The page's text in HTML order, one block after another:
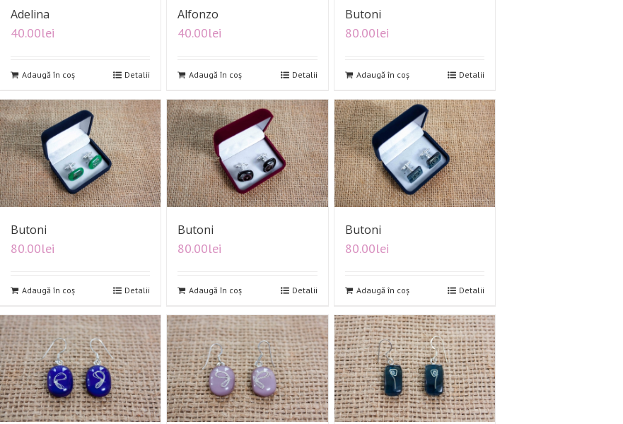
Adelina
40.00lei
Adaugă în coș Detalii
Alfonzo
40.00lei
Adaugă în coș Detalii
Butoni
80.00lei
Adaugă în coș Detalii
Butoni
80.00lei
Adaugă în coș Detalii
Butoni
80.00lei
Adaugă în coș Detalii
Butoni
80.00lei
Adaugă în coș Detalii